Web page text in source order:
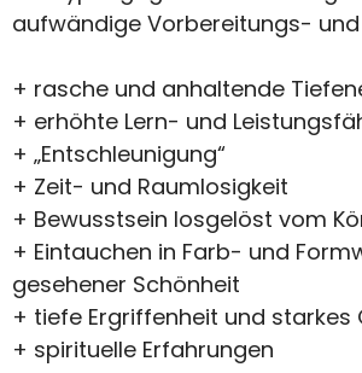
aufwändige Vorbereitungs-
+ rasche und anhaltende
+ erhöhte Lern- und
+ „Entschleunigung“
+ Zeit- und Raumlosigkeit
+ Bewusstsein losgelöst vom
+ Eintauchen in Farb- und
gesehener Schönheit
+ tiefe Ergriffenheit und starkes
+ spirituelle Erfahrungen